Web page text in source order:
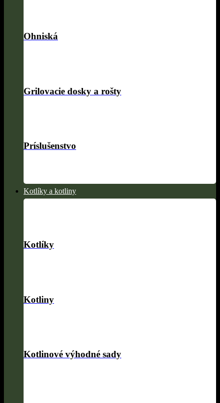
Ohniská
Grilovacie dosky a rošty
Príslušenstvo
Kotlíky a kotliny
Kotlíky
Kotliny
Kotlinové výhodné sady